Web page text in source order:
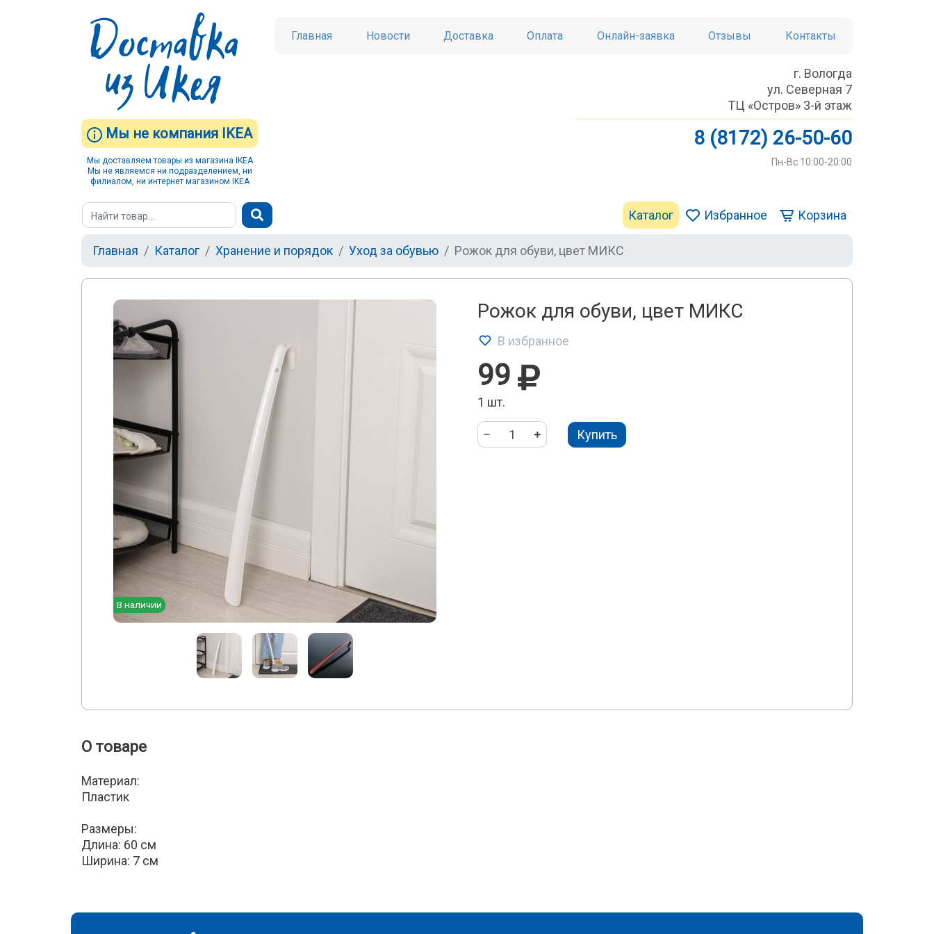
Мы не компания IKEA
Мы доставляем товары из магазина IKEA
Мы не являемся ни подразделением, ни
филиалом, ни интернет магазином IKEA
Главная Новости Доставка Оплата Онлайн-заявка Отзывы Контакты
г. Вологда
ул. Северная 7
ТЦ «Остров» 3-й этаж
8 (8172) 26-50-60
Пн-Вс 10:00-20:00
Каталог Избранное Корзина
Главная Каталог Хранение и порядок Уход за обувью Рожок для обуви, цвет МИКС
В наличии
Рожок для обуви, цвет МИКС
В избранное
99
1 шт.
Купить
О товаре
Материал:
Пластик
Размеры:
Длина: 60 см
Ширина: 7 см